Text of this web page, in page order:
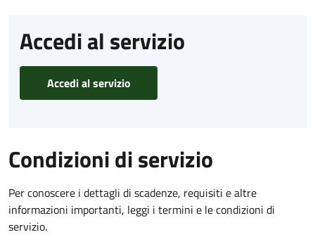
Accedi al servizio
Accedi al servizio
Condizioni di servizio
Per conoscere i dettagli di scadenze, requisiti e altre
informazioni importanti, leggi i termini e le condizioni di
servizio.